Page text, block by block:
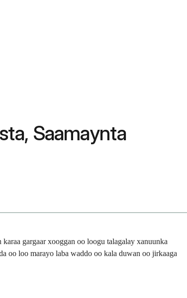
Saamaynta
gargaar xooggan oo loogu talagalay xanuunka
oo loo marayo laba waddo oo kala duwan oo jirkaaga